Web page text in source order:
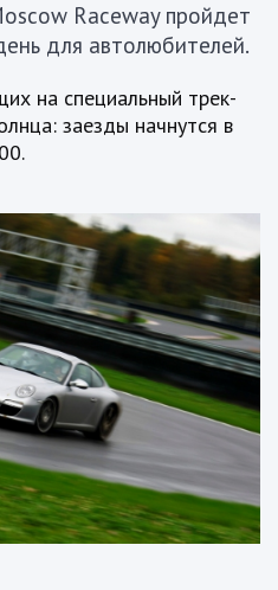
Raceway пройдет
для автолюбителей.
на специальный трек-
заезды начнутся в